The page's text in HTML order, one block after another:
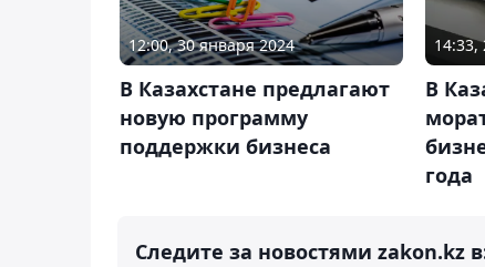
12:00, 30 января 2024
В Казахстане предлагают
новую программу
поддержки бизнеса
14:33,
В
года
Следите за новостями zakon.kz